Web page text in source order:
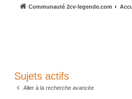
Communauté 2cv-legende.com
Sujets actifs
Aller à la recherche avancée